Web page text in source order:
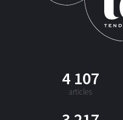
4 107
articles